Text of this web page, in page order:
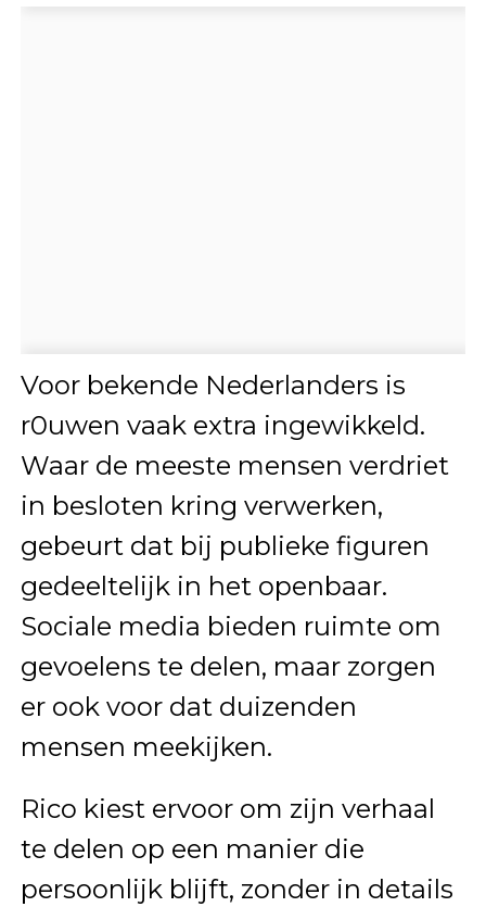
Voor bekende Nederlanders is
r0uwen vaak extra ingewikkeld.
Waar de meeste mensen verdriet
in besloten kring verwerken,
gebeurt dat bij publieke figuren
gedeeltelijk in het openbaar.
Sociale media bieden ruimte om
gevoelens te delen, maar zorgen
er ook voor dat duizenden
mensen meekijken.
Rico kiest ervoor om zijn verhaal
te delen op een manier die
persoonlijk blijft, zonder in details